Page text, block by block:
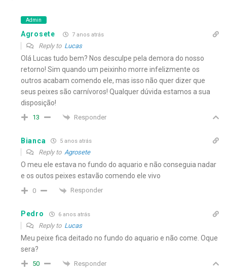
Admin
Agrosete 7 anos atrás
Reply to Lucas
Olá Lucas tudo bem? Nos desculpe pela demora do nosso
retorno! Sim quando um peixinho morre infelizmente os
outros acabam comendo ele, mas isso não quer dizer que
seus peixes são carnívoros! Qualquer dúvida estamos a sua
disposição!
13 Responder
Bianca 5 anos atrás
Reply to Agrosete
O meu ele estava no fundo do aquario e não conseguia nadar
e os outos peixes estavão comendo ele vivo
0 Responder
Pedro 6 anos atrás
Reply to Lucas
Meu peixe fica deitado no fundo do aquario e não come. Oque
sera?
50 Responder